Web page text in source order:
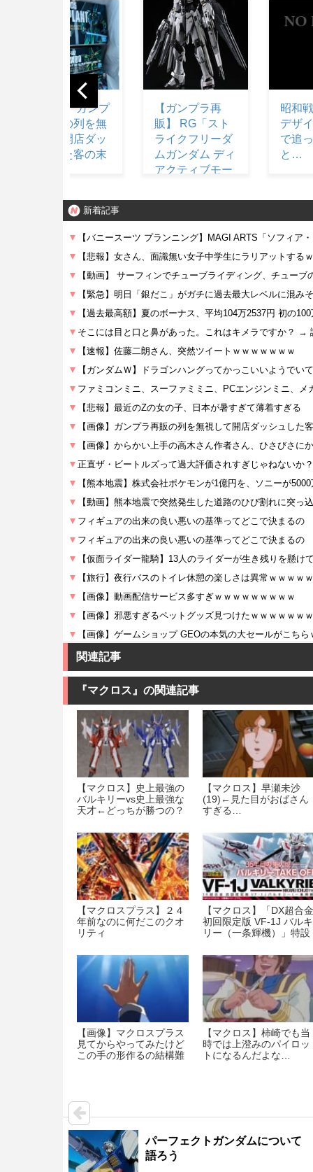
昭和戦隊のロボ
デザイン、配信
で追って見る
と…
結局
ブラ
が一
ない
【ガンプラ再
販】 RG「スト
ライクフリーダ
ムガンダム ディ
予約開始】
新着記事
関連記事
『マクロス』の関連記事
【マクロス】史上最強の
バルキリーvs史上最強な
天才←どっちが勝つの？
【マクロス】早瀬未沙
(19)←見た目がおばさん
すぎる…
【マクロスプラス】２４
年前なのに何だこのクオ
リティ
【マクロス】「DX超合金
初回限定版 VF-1J バルキ
リー（一条輝機）」特設
よび初回特典情報が公開
【画像】マクロスプラス
見てからやってみたけど
この手の形作るの結構難
【マクロス】柿崎でも当
時では上澄みのパイロッ
トになるんだよな…
パーフェクトガンダムについて
語ろう